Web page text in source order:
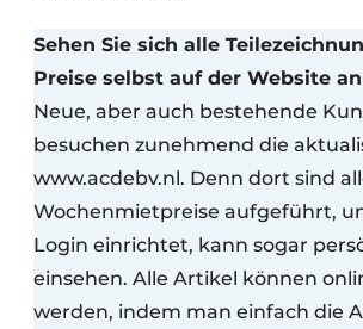
Sehen Sie sich alle
Preise selbst auf der Website an
Neue, aber auch bestehende
besuchen zunehmend die
www.acdebv.nl. Denn dort sind
Wochenmietpreise aufgeführt,
Login einrichtet, kann sogar
einsehen. Alle Artikel können
werden, indem man einfach die